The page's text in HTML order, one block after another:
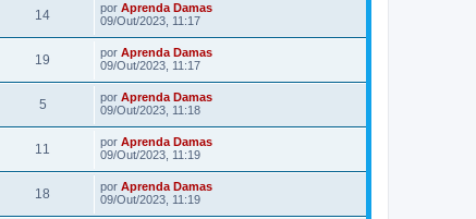
14 por Aprenda Damas
09/Out/2023, 11:17
19 por Aprenda Damas
09/Out/2023, 11:17
5 por Aprenda Damas
09/Out/2023, 11:18
11 por Aprenda Damas
09/Out/2023, 11:19
18 por Aprenda Damas
09/Out/2023, 11:19